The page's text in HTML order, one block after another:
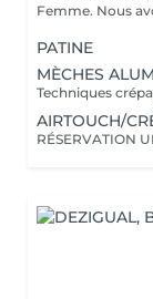
Femme.
PATINE
MÈCHES
Techniques
AIRTOUCH/
RÉSERVATION